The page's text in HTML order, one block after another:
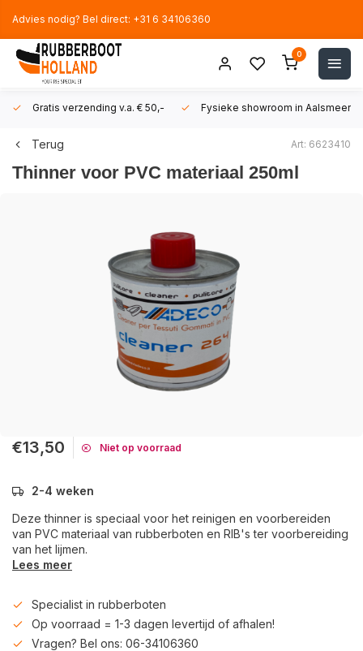
Advies nodig? Bel direct: +31 6 34106360
0
Gratis verzending v.a. € 50,- Fysieke showroom in Aalsmeer!
Terug Art: 6623410
Thinner voor PVC materiaal 250ml
€13,50 Niet op voorraad
2-4 weken
Deze thinner is speciaal voor het reinigen en voorbereiden
van PVC materiaal van rubberboten en RIB's ter voorbereiding
van het lijmen.
Lees meer
Specialist in rubberboten
Op voorraad = 1-3 dagen levertijd of afhalen!
Vragen? Bel ons: 06-34106360